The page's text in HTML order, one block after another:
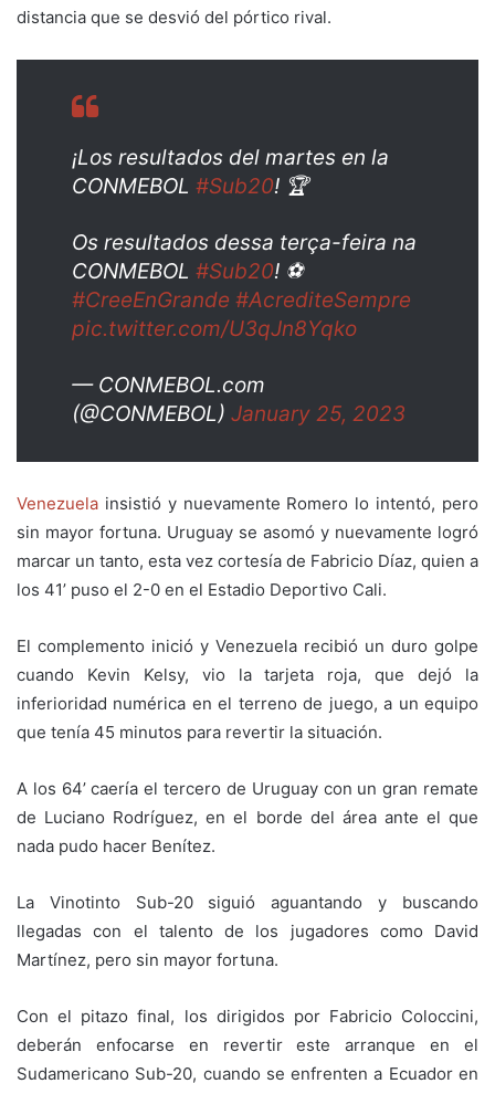
distancia que se desvió del pórtico rival.
¡Los resultados del martes en la
CONMEBOL #Sub20! 🏆
Os resultados dessa terça-feira na
CONMEBOL #Sub20! ⚽
#CreeEnGrande #AcrediteSempre
pic.twitter.com/U3qJn8Yqko
— CONMEBOL.com
(@CONMEBOL) January 25, 2023
Venezuela insistió y nuevamente Romero lo intentó, pero
sin mayor fortuna. Uruguay se asomó y nuevamente logró
marcar un tanto, esta vez cortesía de Fabricio Díaz, quien a
los 41’ puso el 2-0 en el Estadio Deportivo Cali.
El complemento inició y Venezuela recibió un duro golpe
cuando Kevin Kelsy, vio la tarjeta roja, que dejó la
inferioridad numérica en el terreno de juego, a un equipo
que tenía 45 minutos para revertir la situación.
A los 64’ caería el tercero de Uruguay con un gran remate
de Luciano Rodríguez, en el borde del área ante el que
nada pudo hacer Benítez.
La Vinotinto Sub-20 siguió aguantando y buscando
llegadas con el talento de los jugadores como David
Martínez, pero sin mayor fortuna.
Con el pitazo final, los dirigidos por Fabricio Coloccini,
deberán enfocarse en revertir este arranque en el
Sudamericano Sub-20, cuando se enfrenten a Ecuador en